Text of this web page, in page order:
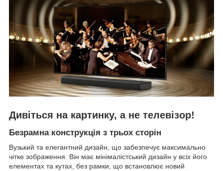
Дивіться на картинку, а не телевізор!
Безрамна конструкція з трьох сторін
Вузький та елегантний дизайн, що забезпечує максимально
чітке зображення. Він має мінімалістський дизайн у всіх його
елементах та кутах, без рамки, що встановлює новий